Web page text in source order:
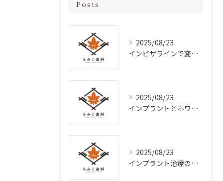
Posts
2025/08/23
インビザラインで変わる歯科治療
2025/08/23
インプラントとホワイトニングの相乗効果
2025/08/23
インプラント治療の効果と利点